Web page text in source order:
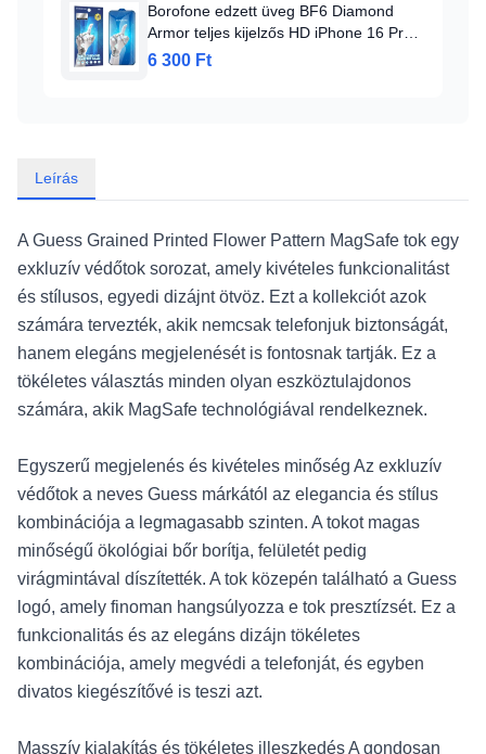
Borofone edzett üveg BF6 Diamond
Armor teljes kijelzős HD iPhone 16 Pro
Max - 10 darab üvegfólia
6 300 Ft
Leírás
A Guess Grained Printed Flower Pattern MagSafe tok egy
exkluzív védőtok sorozat, amely kivételes funkcionalitást
és stílusos, egyedi dizájnt ötvöz. Ezt a kollekciót azok
számára tervezték, akik nemcsak telefonjuk biztonságát,
hanem elegáns megjelenését is fontosnak tartják. Ez a
tökéletes választás minden olyan eszköztulajdonos
számára, akik MagSafe technológiával rendelkeznek.
Egyszerű megjelenés és kivételes minőség Az exkluzív
védőtok a neves Guess márkától az elegancia és stílus
kombinációja a legmagasabb szinten. A tokot magas
minőségű ökológiai bőr borítja, felületét pedig
virágmintával díszítették. A tok közepén található a Guess
logó, amely finoman hangsúlyozza e tok presztízsét. Ez a
funkcionalitás és az elegáns dizájn tökéletes
kombinációja, amely megvédi a telefonját, és egyben
divatos kiegészítővé is teszi azt.
Masszív kialakítás és tökéletes illeszkedés A gondosan